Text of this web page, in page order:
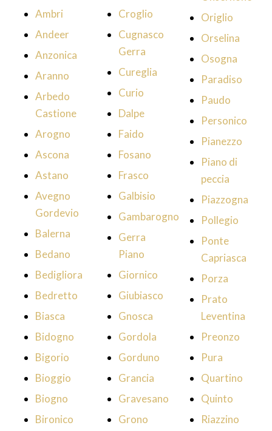
Ambri
Andeer
Anzonica
Aranno
Arbedo
Castione
Arogno
Ascona
Astano
Avegno
Gordevio
Balerna
Bedano
Bedigliora
Bedretto
Biasca
Bidogno
Bigorio
Bioggio
Biogno
Bironico
Croglio
Cugnasco
Gerra
Cureglia
Curio
Dalpe
Faido
Fosano
Frasco
Galbisio
Gambarogno
Gerra
Piano
Giornico
Giubiasco
Gnosca
Gordola
Gorduno
Grancia
Gravesano
Grono
Origlio
Orselina
Osogna
Paradiso
Paudo
Personico
Pianezzo
Piano di
peccia
Piazzogna
Pollegio
Ponte
Capriasca
Porza
Prato
Leventina
Preonzo
Pura
Quartino
Quinto
Riazzino